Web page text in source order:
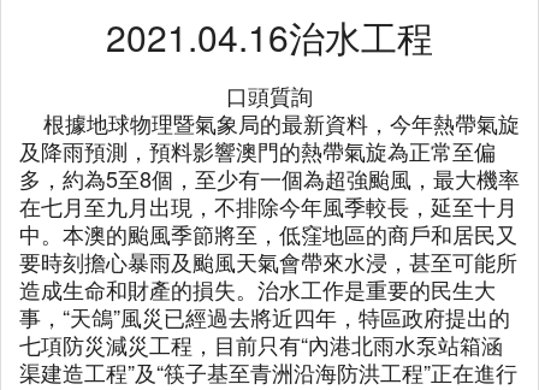
2021.04.16治水工程
口頭質詢
根據地球物理暨氣象局的最新資料，今年熱帶氣旋
及降雨預測，預料影響澳門的熱帶氣旋為正常至偏
多，約為5至8個，至少有一個為超強颱風，最大機率
在七月至九月出現，不排除今年風季較長，延至十月
中。本澳的颱風季節將至，低窪地區的商戶和居民又
要時刻擔心暴雨及颱風天氣會帶來水浸，甚至可能所
造成生命和財產的損失。治水工作是重要的民生大
事，“天鴿”風災已經過去將近四年，特區政府提出的
七項防災減災工程，目前只有“內港北雨水泵站箱涵
渠建造工程”及“筷子基至青洲沿海防洪工程”正在進行